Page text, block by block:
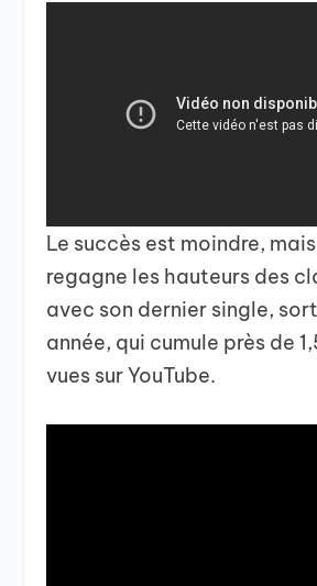
Le succès est moindre,
regagne les hauteurs des
avec son dernier single,
année, qui cumule près de
vues sur YouTube.